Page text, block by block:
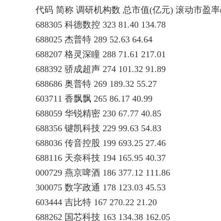
代码 简称 调研机构数 总市值(亿元) 滚动市盈
688305 科德数控 323 81.40 134.78
688025 杰普特 289 52.63 64.64
688207 格灵深瞳 288 71.61 217.01
688392 骄成超声 274 101.32 91.89
688686 奥普特 269 189.32 55.27
603711 香飘飘 265 86.17 40.99
688059 华锐精密 230 67.77 40.85
688356 键凯科技 229 99.63 54.83
688036 传音控股 199 693.25 27.46
688116 天奈科技 194 165.95 40.37
000729 燕京啤酒 186 377.12 111.86
300075 数字政通 178 123.03 45.53
603444 吉比特 167 270.22 21.20
688262 国芯科技 163 134.38 162.05